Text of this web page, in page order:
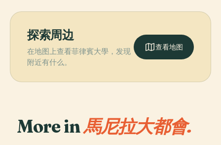
探索周边
在地图上查看菲律賓大學，发现
附近有什么。
查看地图
More in馬尼拉大都會.